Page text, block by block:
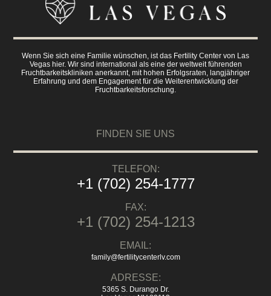
Wenn Sie sich eine Familie wünschen, ist das Fertility Center von Las
Vegas hier. Wir sind international als eine der weltweit führenden
Fruchtbarkeitskliniken anerkannt, mit hohen Erfolgsraten, langjähriger
Erfahrung und dem Engagement für die Weiterentwicklung der
Fruchtbarkeitsforschung.
FINDEN SIE UNS
TELEFON:
+1 (702) 254-1777
FAX:
+1 (702) 254-1213
EMAIL:
family@fertilitycenterlv.com
ADRESSE:
5365 S. Durango Dr.